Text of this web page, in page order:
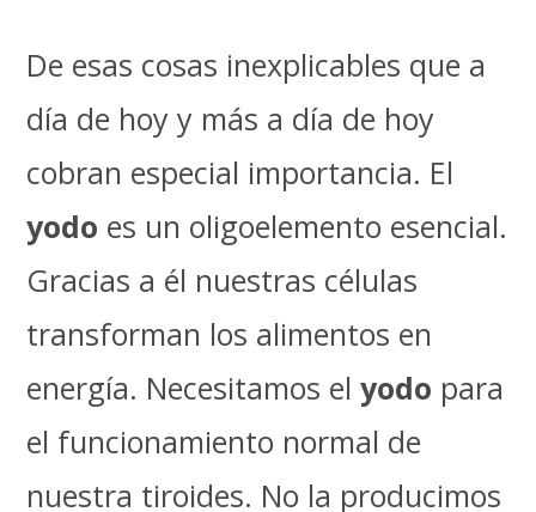
De esas cosas inexplicables que a
día de hoy y más a día de hoy
cobran especial importancia. El
yodo es un oligoelemento esencial.
Gracias a él nuestras células
transforman los alimentos en
energía. Necesitamos elyodo para
el funcionamiento normal de
nuestra tiroides. No la producimos